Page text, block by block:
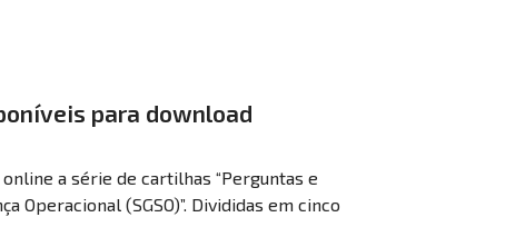
para download
a série de cartilhas “Perguntas e
Operacional (SGSO)”. Divididas em cinco